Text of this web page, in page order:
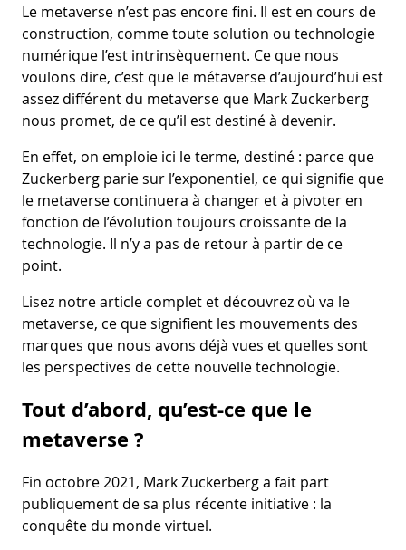
Le metaverse n’est pas encore fini. Il est en cours de
construction, comme toute solution ou technologie
numérique l’est intrinsèquement. Ce que nous
voulons dire, c’est que le métaverse d’aujourd’hui est
assez différent du metaverse que Mark Zuckerberg
nous promet, de ce qu’il est destiné à devenir.
En effet, on emploie ici le terme, destiné : parce que
Zuckerberg parie sur l’exponentiel, ce qui signifie que
le metaverse continuera à changer et à pivoter en
fonction de l’évolution toujours croissante de la
technologie. Il n’y a pas de retour à partir de ce
point.
Lisez notre article complet et découvrez où va le
metaverse, ce que signifient les mouvements des
marques que nous avons déjà vues et quelles sont
les perspectives de cette nouvelle technologie.
Tout d’abord, qu’est-ce que le
metaverse ?
Fin octobre 2021, Mark Zuckerberg a fait part
publiquement de sa plus récente initiative : la
conquête du monde virtuel.